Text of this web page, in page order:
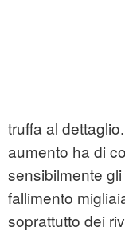
truffa al
aumento ha di
sensibilmente
fallimento
soprattutto dei